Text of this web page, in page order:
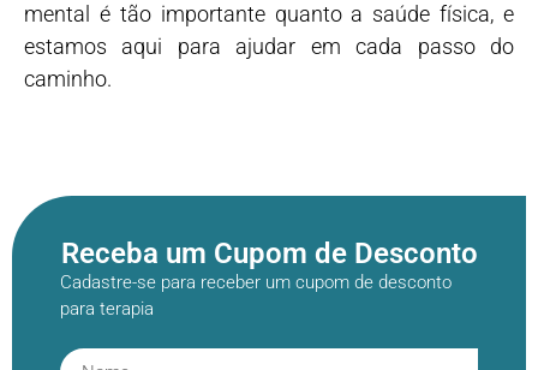
mental é tão importante quanto a saúde física, e
estamos aqui para ajudar em cada passo do
caminho.
Receba um Cupom de Desconto
Cadastre-se para receber um cupom de desconto
para terapia